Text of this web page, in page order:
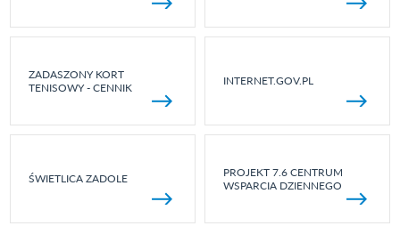
ZADASZONY KORT
TENISOWY - CENNIK
INTERNET.GOV.PL
ŚWIETLICA ZADOLE
PROJEKT 7.6 CENTRUM
WSPARCIA DZIENNEGO